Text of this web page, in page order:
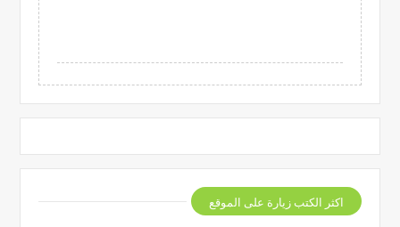
اكثر الكتب زيارة على الموقع